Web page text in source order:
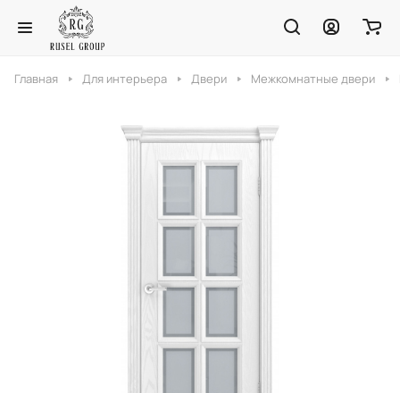
Главная Для интерьера Двери Межкомнатные двери